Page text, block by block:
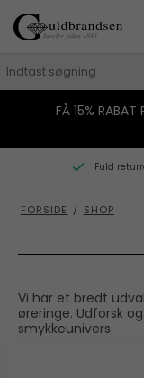
MÆRKER
SMYKKER
STORIES
FÅ 15% RABAT
Fuld
FORSIDE / SHOP
Vi har et bredt
øreringe. Udforsk
smykkeunivers.